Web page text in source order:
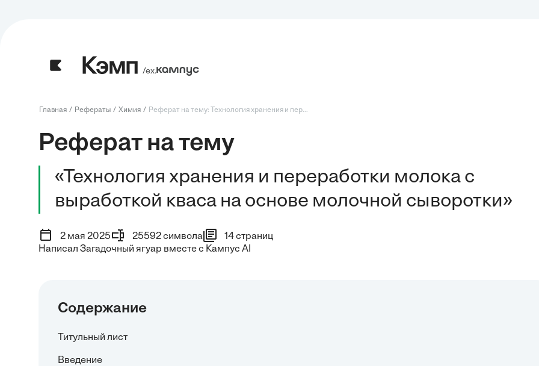
/ех.
Главная Рефераты Химия Реферат на тему: Технология хранения и пер...
Реферат на тему
«Технология хранения и переработки молока с
выработкой кваса на основе молочной сыворотки»
2 мая 2025 25592 символа
14 страниц
Написал Загадочный ягуар вместе с Кампус AI
Содержание
Титульный лист
Введение